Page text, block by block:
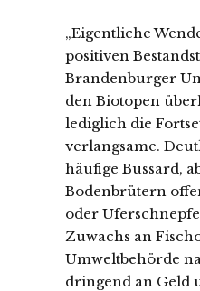
„Eigentliche
positiven
Brandenburger
den Biotopen
lediglich die
verlangsame.
häufige Bussard,
Bodenbrütern
oder
Zuwachs an
Umweltbehörde
dringend an Geld